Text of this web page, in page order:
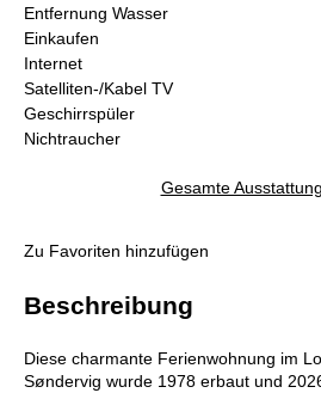
Entfernung Wasser
Einkaufen
Internet
Satelliten-/Kabel TV
Geschirrspüler
Nichtraucher
Gesamte
Zu Favoriten hinzufügen
Beschreibung
Diese charmante Ferienwohnung im
Søndervig wurde 1978 erbaut und